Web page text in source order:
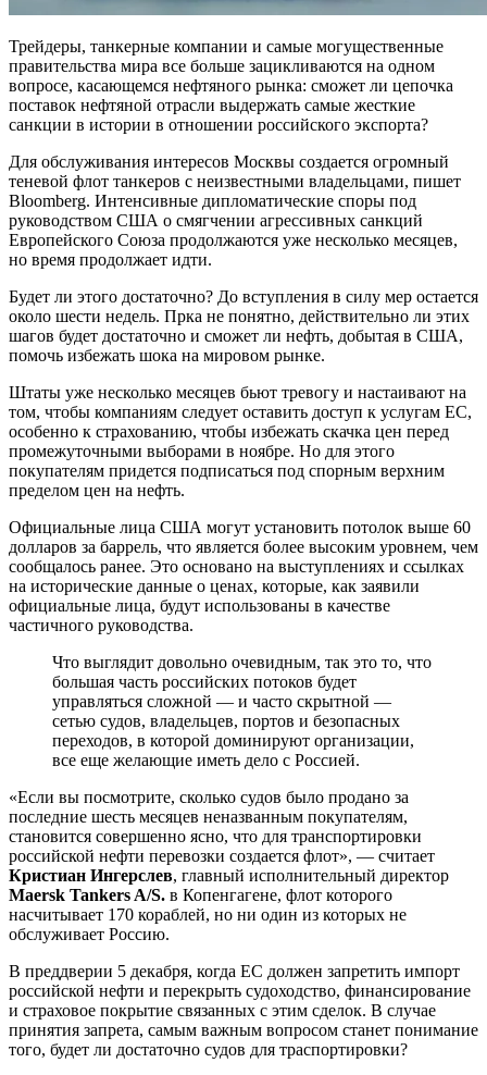
Трейдеры, танкерные компании и самые могущественные
правительства мира все больше зацикливаются на одном
вопросе, касающемся нефтяного рынка: сможет ли цепочка
поставок нефтяной отрасли выдержать самые жесткие
санкции в истории в отношении российского экспорта?
Для обслуживания интересов Москвы создается огромный
теневой флот танкеров с неизвестными владельцами, пишет
Bloomberg. Интенсивные дипломатические споры под
руководством США о смягчении агрессивных санкций
Европейского Союза продолжаются уже несколько месяцев,
но время продолжает идти.
Будет ли этого достаточно? До вступления в силу мер остается
около шести недель. Прка не понятно, действительно ли этих
шагов будет достаточно и сможет ли нефть, добытая в США,
помочь избежать шока на мировом рынке.
Штаты уже несколько месяцев бьют тревогу и настаивают на
том, чтобы компаниям следует оставить доступ к услугам ЕС,
особенно к страхованию, чтобы избежать скачка цен перед
промежуточными выборами в ноябре. Но для этого
покупателям придется подписаться под спорным верхним
пределом цен на нефть.
Официальные лица США могут установить потолок выше 60
долларов за баррель, что является более высоким уровнем, чем
сообщалось ранее. Это основано на выступлениях и ссылках
на исторические данные о ценах, которые, как заявили
официальные лица, будут использованы в качестве
частичного руководства.
Что выглядит довольно очевидным, так это то, что
большая часть российских потоков будет
управляться сложной — и часто скрытной —
сетью судов, владельцев, портов и безопасных
переходов, в которой доминируют организации,
все еще желающие иметь дело с Россией.
«Если вы посмотрите, сколько судов было продано за
последние шесть месяцев неназванным покупателям,
становится совершенно ясно, что для транспортировки
российской нефти перевозки создается флот», — считает
Кристиан Ингерслев, главный исполнительный директор
Maersk Tankers A/S. в Копенгагене, флот которого
насчитывает 170 кораблей, но ни один из которых не
обслуживает Россию.
В преддверии 5 декабря, когда ЕС должен запретить импорт
российской нефти и перекрыть судоходство, финансирование
и страховое покрытие связанных с этим сделок. В случае
принятия запрета, самым важным вопросом станет понимание
того, будет ли достаточно судов для траспортировки?